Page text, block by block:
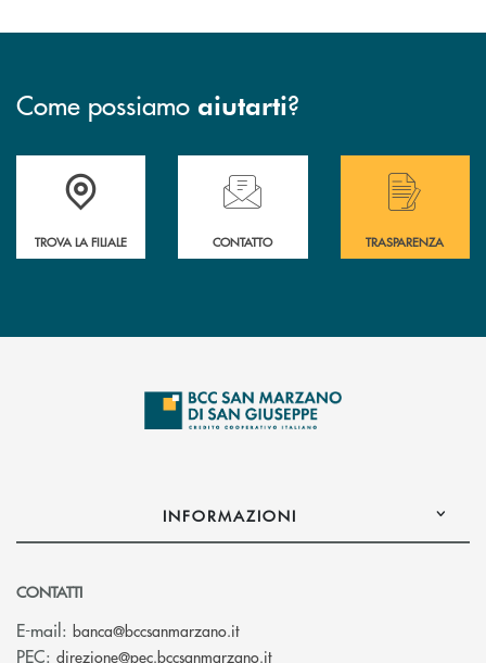
Come possiamo aiutarti?
Accedi all' elenco completo delle filiali di Bcc San Marzano.
TROVA LA FILIALE
Hai bisogno di assistenza immediata?
CONTATTO
Hai bisogno di
TRASPARENZA
INFORMAZIONI
CONTATTI
E-mail: banca@bccsanmarzano.it(si apre l’app di posta
PEC: direzione@pec.bccsanmarzano.it(si apre l’app di posta